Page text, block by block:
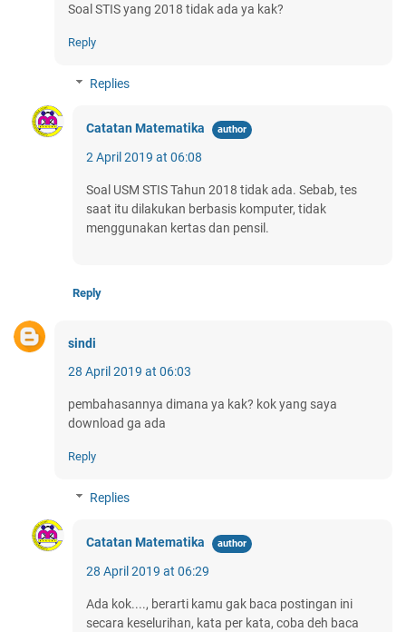
Soal STIS yang 2018 tidak ada ya kak?
Reply
Replies
Catatan Matematika
2 April 2019 at 06:08
Soal USM STIS Tahun 2018 tidak ada. Sebab, tes
saat itu dilakukan berbasis komputer, tidak
menggunakan kertas dan pensil.
Reply
sindi
28 April 2019 at 06:03
pembahasannya dimana ya kak? kok yang saya
download ga ada
Reply
Replies
Catatan Matematika
28 April 2019 at 06:29
Ada kok...., berarti kamu gak baca postingan ini
secara keselurihan, kata per kata, coba deh baca